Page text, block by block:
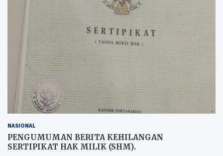
NASIONAL
PENGUMUMAN BERITA KEHILANGAN
SERTIPIKAT HAK MILIK (SHM).